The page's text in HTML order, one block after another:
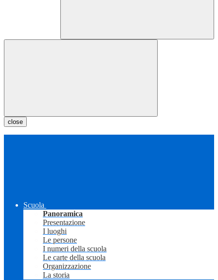
close
Scuola
Panoramica
Presentazione
I luoghi
Le persone
I numeri della scuola
Le carte della scuola
Organizzazione
La storia